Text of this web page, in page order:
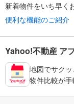
新着物件をいち早く
便利な機能のご紹介
Yahoo!不動産 ア
地図でサク
物件比較が